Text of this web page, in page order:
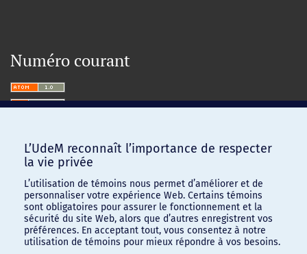
Numéro courant
L’UdeM reconnaît l’importance de respecter
la vie privée
L’utilisation de témoins nous permet d’améliorer et de
personnaliser votre expérience Web. Certains témoins
sont obligatoires pour assurer le fonctionnement et la
sécurité du site Web, alors que d’autres enregistrent vos
préférences. En acceptant tout, vous consentez à notre
utilisation de témoins pour mieux répondre à vos besoins.